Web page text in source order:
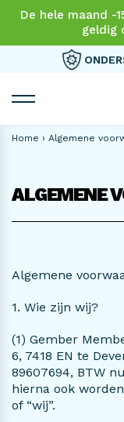
De hele maand -
geldig
5
Home › Algemene
ALGEMENE
Algemene
1. Wie zijn wij?
(1) Gember
6, 7418 EN te
89607694, BTW
hierna ook
of “wij”.